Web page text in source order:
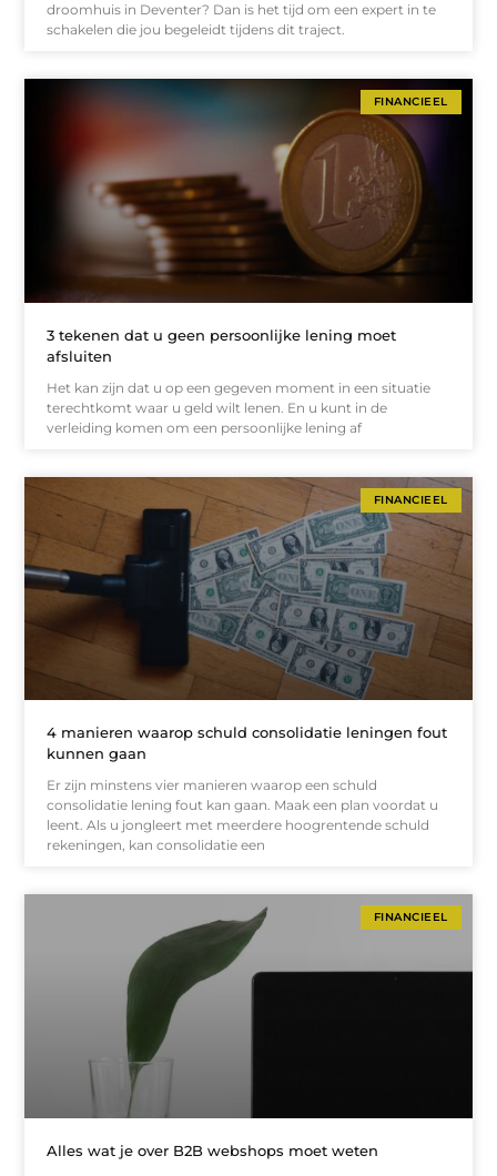
droomhuis in Deventer? Dan is het tijd om een expert in te
schakelen die jou begeleidt tijdens dit traject.
FINANCIEEL
3 tekenen dat u geen persoonlijke lening moet
afsluiten
Het kan zijn dat u op een gegeven moment in een situatie
terechtkomt waar u geld wilt lenen. En u kunt in de
verleiding komen om een persoonlijke lening af
FINANCIEEL
4 manieren waarop schuld consolidatie leningen fout
kunnen gaan
Er zijn minstens vier manieren waarop een schuld
consolidatie lening fout kan gaan. Maak een plan voordat u
leent. Als u jongleert met meerdere hoogrentende schuld
rekeningen, kan consolidatie een
FINANCIEEL
Alles wat je over B2B webshops moet weten